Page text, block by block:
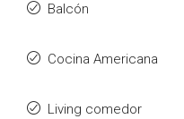
Balcón
Cocina Americana
Living comedor